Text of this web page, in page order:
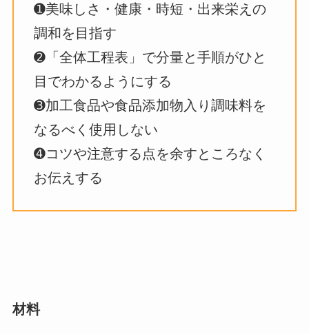
➊美味しさ・健康・時短・出来栄えの
調和を目指す
➋「全体工程表」で分量と手順がひと
目でわかるようにする
➌加工食品や食品添加物入り調味料を
なるべく使用しない
➍コツや注意する点を余すところなく
お伝えする
材料